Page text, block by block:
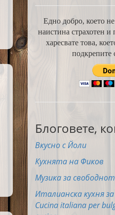
Едно добро, което
наистина страхотен
харесвате това,
подкрепите
Блоговете,
Вкусно с Йоли
Кухнята на Фиков
Музика за
Италианска кухня
Cucina italiana per